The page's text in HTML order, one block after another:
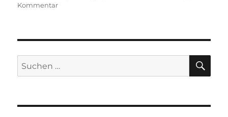
Kommentarzu
der
Toten)
Suchen
nach: